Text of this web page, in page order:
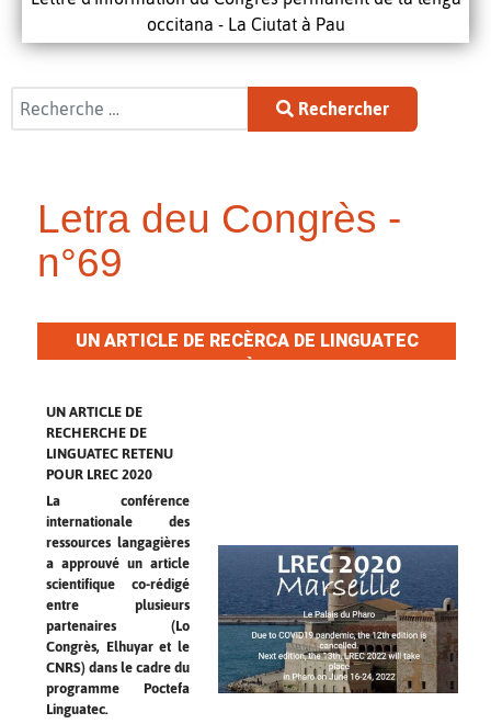
occitana - La Ciutat à Pau
Rechercher
Rechercher
Letra deu Congrès -
n°69
UN ARTICLE DE RECÈRCA DE LINGUATEC
UN ARTICLE DE
RECHERCHE DE
LINGUATEC RETENU
POUR LREC 2020
La conférence
internationale des
ressources langagières
a approuvé un article
scientifique co-rédigé
entre plusieurs
partenaires (Lo
Congrès, Elhuyar et le
CNRS) dans le cadre du
programme Poctefa
Linguatec.